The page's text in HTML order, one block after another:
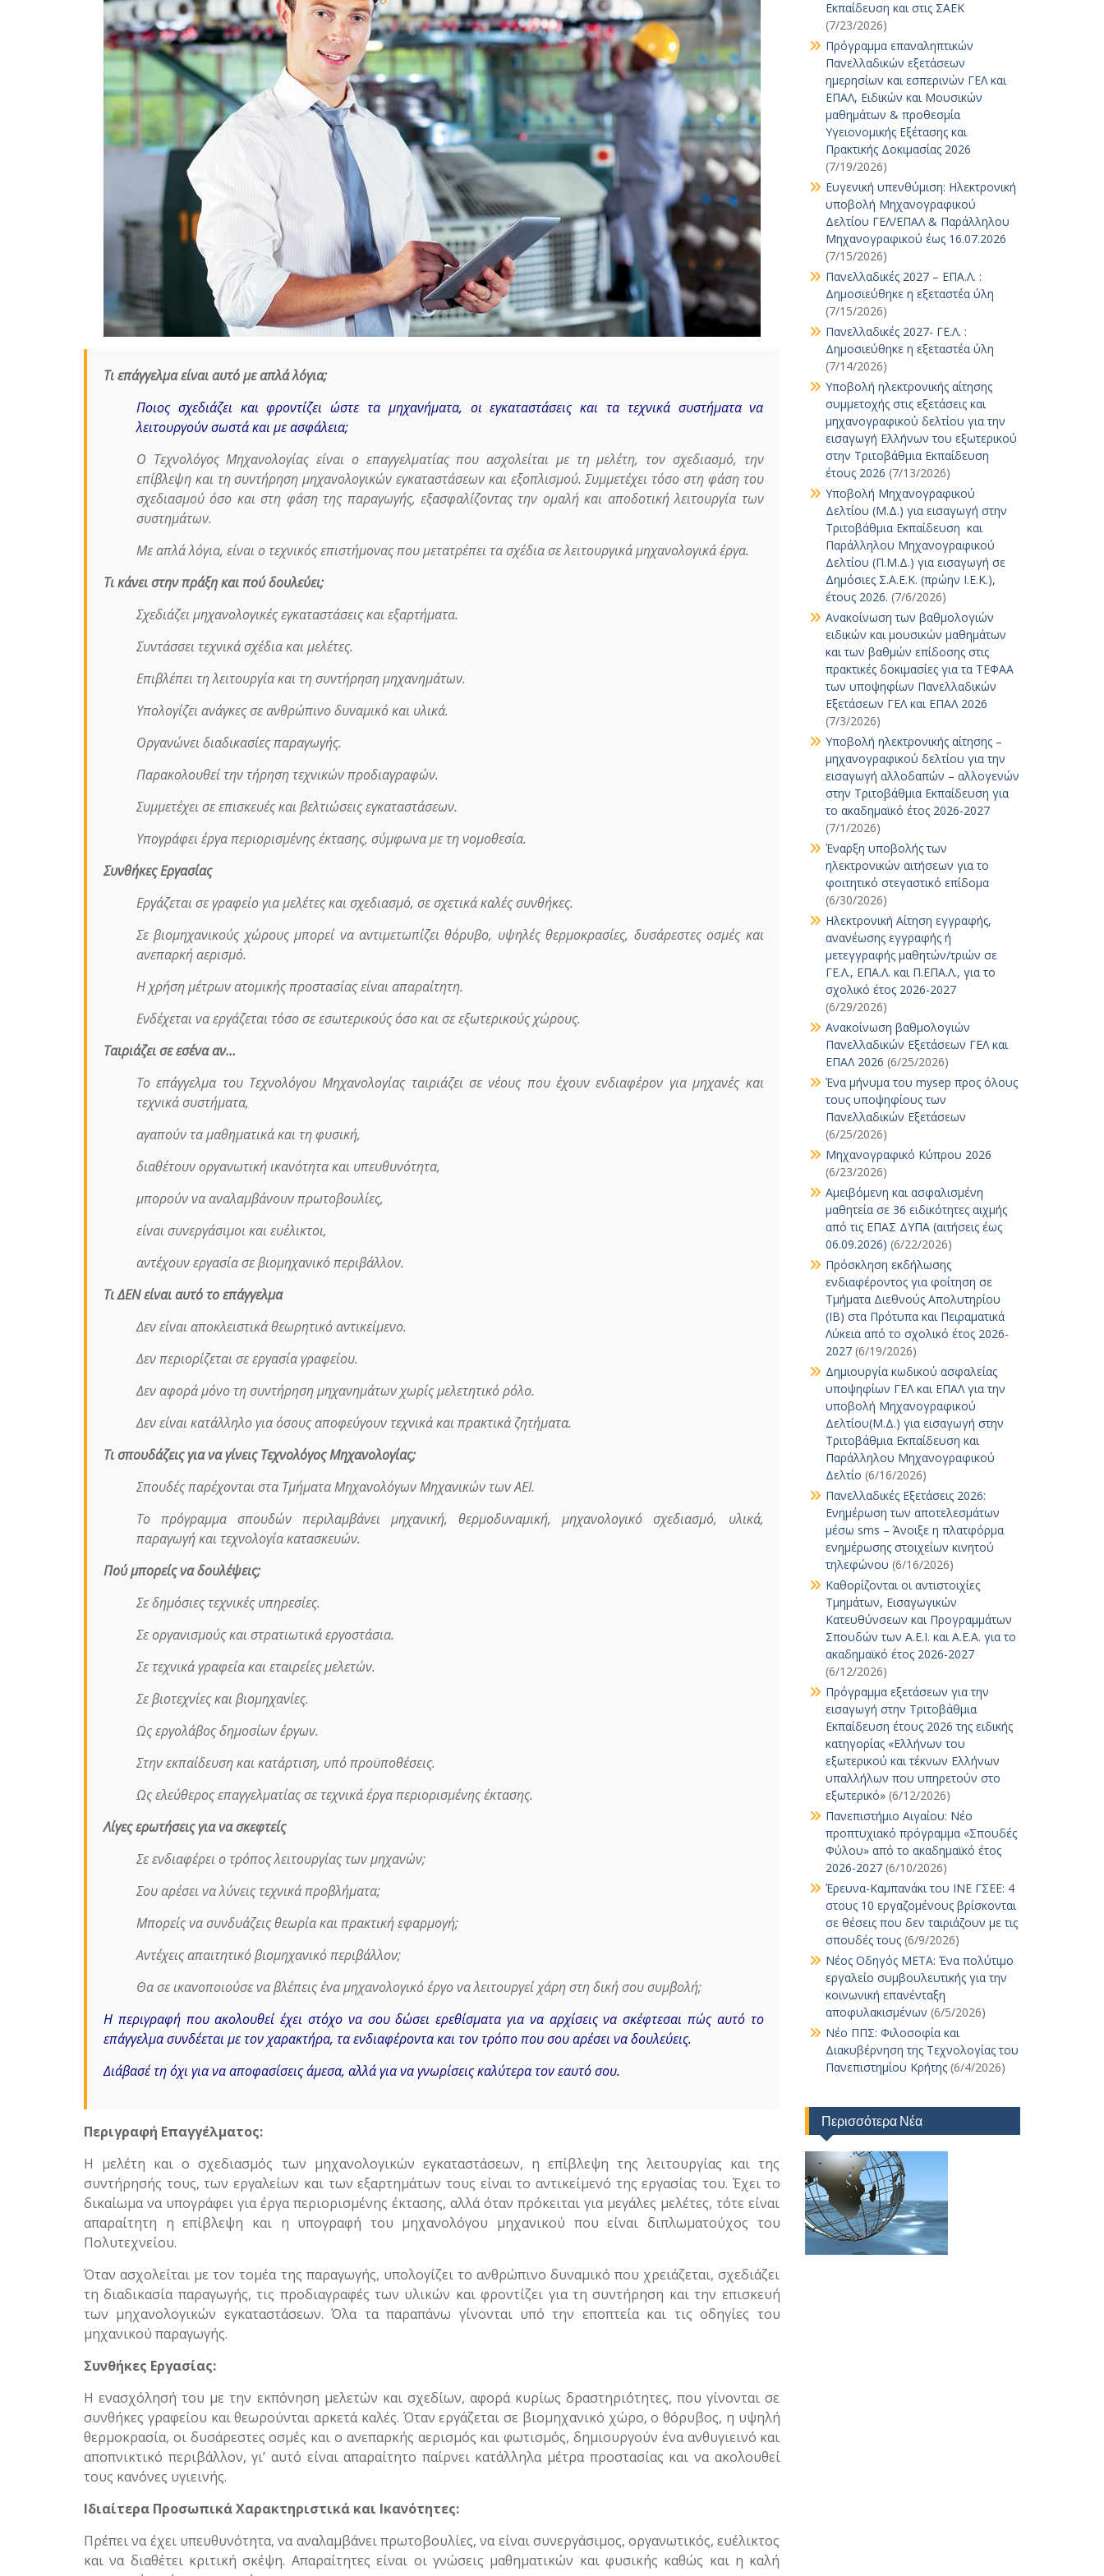
Τι επάγγελμα είναι αυτό με απλά λόγια;
Ποιος σχεδιάζει και φροντίζει ώστε τα μηχανήματα, οι εγκαταστάσεις και τα τεχνικά συστήματα να
λειτουργούν σωστά και με ασφάλεια;
Ο Τεχνολόγος Μηχανολογίας είναι ο επαγγελματίας που ασχολείται με τη μελέτη, τον σχεδιασμό, την
επίβλεψη και τη συντήρηση μηχανολογικών εγκαταστάσεων και εξοπλισμού. Συμμετέχει τόσο στη φάση του
σχεδιασμού όσο και στη φάση της παραγωγής, εξασφαλίζοντας την ομαλή και αποδοτική λειτουργία των
συστημάτων.
Με απλά λόγια, είναι ο τεχνικός επιστήμονας που μετατρέπει τα σχέδια σε λειτουργικά μηχανολογικά έργα.
Τι κάνει στην πράξη και πού δουλεύει;
Σχεδιάζει μηχανολογικές εγκαταστάσεις και εξαρτήματα.
Συντάσσει τεχνικά σχέδια και μελέτες.
Επιβλέπει τη λειτουργία και τη συντήρηση μηχανημάτων.
Υπολογίζει ανάγκες σε ανθρώπινο δυναμικό και υλικά.
Οργανώνει διαδικασίες παραγωγής.
Παρακολουθεί την τήρηση τεχνικών προδιαγραφών.
Συμμετέχει σε επισκευές και βελτιώσεις εγκαταστάσεων.
Υπογράφει έργα περιορισμένης έκτασης, σύμφωνα με τη νομοθεσία.
Συνθήκες Εργασίας
Εργάζεται σε γραφείο για μελέτες και σχεδιασμό, σε σχετικά καλές συνθήκες.
Σε βιομηχανικούς χώρους μπορεί να αντιμετωπίζει θόρυβο, υψηλές θερμοκρασίες, δυσάρεστες οσμές και
ανεπαρκή αερισμό.
Η χρήση μέτρων ατομικής προστασίας είναι απαραίτητη.
Ενδέχεται να εργάζεται τόσο σε εσωτερικούς όσο και σε εξωτερικούς χώρους.
Ταιριάζει σε εσένα αν…
Το επάγγελμα του Τεχνολόγου Μηχανολογίας ταιριάζει σε νέους που έχουν ενδιαφέρον για μηχανές και
τεχνικά συστήματα,
αγαπούν τα μαθηματικά και τη φυσική,
διαθέτουν οργανωτική ικανότητα και υπευθυνότητα,
μπορούν να αναλαμβάνουν πρωτοβουλίες,
είναι συνεργάσιμοι και ευέλικτοι,
αντέχουν εργασία σε βιομηχανικό περιβάλλον.
Τι ΔΕΝ είναι αυτό το επάγγελμα
Δεν είναι αποκλειστικά θεωρητικό αντικείμενο.
Δεν περιορίζεται σε εργασία γραφείου.
Δεν αφορά μόνο τη συντήρηση μηχανημάτων χωρίς μελετητικό ρόλο.
Δεν είναι κατάλληλο για όσους αποφεύγουν τεχνικά και πρακτικά ζητήματα.
Τι σπουδάζεις για να γίνεις Τεχνολόγος Μηχανολογίας;
Σπουδές παρέχονται στα Τμήματα Μηχανολόγων Μηχανικών των ΑΕΙ.
Το πρόγραμμα σπουδών περιλαμβάνει μηχανική, θερμοδυναμική, μηχανολογικό σχεδιασμό, υλικά,
παραγωγή και τεχνολογία κατασκευών.
Πού μπορείς να δουλέψεις;
Σε δημόσιες τεχνικές υπηρεσίες.
Σε οργανισμούς και στρατιωτικά εργοστάσια.
Σε τεχνικά γραφεία και εταιρείες μελετών.
Σε βιοτεχνίες και βιομηχανίες.
Ως εργολάβος δημοσίων έργων.
Στην εκπαίδευση και κατάρτιση, υπό προϋποθέσεις.
Ως ελεύθερος επαγγελματίας σε τεχνικά έργα περιορισμένης έκτασης.
Λίγες ερωτήσεις για να σκεφτείς
Σε ενδιαφέρει ο τρόπος λειτουργίας των μηχανών;
Σου αρέσει να λύνεις τεχνικά προβλήματα;
Μπορείς να συνδυάζεις θεωρία και πρακτική εφαρμογή;
Αντέχεις απαιτητικό βιομηχανικό περιβάλλον;
Θα σε ικανοποιούσε να βλέπεις ένα μηχανολογικό έργο να λειτουργεί χάρη στη δική σου συμβολή;
Η περιγραφή που ακολουθεί έχει στόχο να σου δώσει ερεθίσματα για να αρχίσεις να σκέφτεσαι πώς αυτό το
επάγγελμα συνδέεται με τον χαρακτήρα, τα ενδιαφέροντα και τον τρόπο που σου αρέσει να δουλεύεις.
Διάβασέ τη όχι για να αποφασίσεις άμεσα, αλλά για να γνωρίσεις καλύτερα τον εαυτό σου.
Περιγραφή Επαγγέλματος:
Η μελέτη και ο σχεδιασμός των μηχανολογικών εγκαταστάσεων, η επίβλεψη της λειτουργίας και της
συντήρησής τους, των εργαλείων και των εξαρτημάτων τους είναι το αντικείμενό της εργασίας του. Έχει το
δικαίωμα να υπογράφει για έργα περιορισμένης έκτασης, αλλά όταν πρόκειται για μεγάλες μελέτες, τότε είναι
απαραίτητη η επίβλεψη και η υπογραφή του μηχανολόγου μηχανικού που είναι διπλωματούχος του
Πολυτεχνείου.
Όταν ασχολείται με τον τομέα της παραγωγής, υπολογίζει το ανθρώπινο δυναμικό που χρειάζεται, σχεδιάζει
τη διαδικασία παραγωγής, τις προδιαγραφές των υλικών και φροντίζει για τη συντήρηση και την επισκευή
των μηχανολογικών εγκαταστάσεων. Όλα τα παραπάνω γίνονται υπό την εποπτεία και τις οδηγίες του
μηχανικού παραγωγής.
Συνθήκες Εργασίας:
Η ενασχόλησή του με την εκπόνηση μελετών και σχεδίων, αφορά κυρίως δραστηριότητες, που γίνονται σε
συνθήκες γραφείου και θεωρούνται αρκετά καλές. Όταν εργάζεται σε βιομηχανικό χώρο, ο θόρυβος, η υψηλή
θερμοκρασία, οι δυσάρεστες οσμές και ο ανεπαρκής αερισμός και φωτισμός, δημιουργούν ένα ανθυγιεινό και
αποπνικτικό περιβάλλον, γι’ αυτό είναι απαραίτητο παίρνει κατάλληλα μέτρα προστασίας και να ακολουθεί
τους κανόνες υγιεινής.
Ιδιαίτερα Προσωπικά Χαρακτηριστικά και Ικανότητες:
Πρέπει να έχει υπευθυνότητα, να αναλαμβάνει πρωτοβουλίες, να είναι συνεργάσιμος, οργανωτικός, ευέλικτος
και να διαθέτει κριτική σκέψη. Απαραίτητες είναι οι γνώσεις μαθηματικών και φυσικής καθώς και η καλή
Εκπαίδευση και στις ΣΑΕΚ
(7/23/2026)
Πρόγραμμα επαναληπτικών
Πανελλαδικών εξετάσεων
ημερησίων και εσπερινών ΓΕΛ και
ΕΠΑΛ, Ειδικών και Μουσικών
μαθημάτων & προθεσμία
Υγειονομικής Εξέτασης και
Πρακτικής Δοκιμασίας 2026
(7/19/2026)
Ευγενική υπενθύμιση: Ηλεκτρονική
υποβολή Μηχανογραφικού
Δελτίου ΓΕΛ/ΕΠΑΛ & Παράλληλου
Μηχανογραφικού έως 16.07.2026
(7/15/2026)
Πανελλαδικές 2027 – ΕΠΑ.Λ. :
Δημοσιεύθηκε η εξεταστέα ύλη
(7/15/2026)
Πανελλαδικές 2027- ΓΕ.Λ. :
Δημοσιεύθηκε η εξεταστέα ύλη
(7/14/2026)
Υποβολή ηλεκτρονικής αίτησης
συμμετοχής στις εξετάσεις και
μηχανογραφικού δελτίου για την
εισαγωγή Ελλήνων του εξωτερικού
στην Τριτοβάθμια Εκπαίδευση
έτους 2026 (7/13/2026)
Υποβολή Μηχανογραφικού
Δελτίου (Μ.Δ.) για εισαγωγή στην
Τριτοβάθμια Εκπαίδευση και
Παράλληλου Μηχανογραφικού
Δελτίου (Π.Μ.Δ.) για εισαγωγή σε
Δημόσιες Σ.Α.Ε.Κ. (πρώην Ι.Ε.Κ.),
έτους 2026. (7/6/2026)
Ανακοίνωση των βαθμολογιών
ειδικών και μουσικών μαθημάτων
και των βαθμών επίδοσης στις
πρακτικές δοκιμασίες για τα ΤΕΦΑΑ
των υποψηφίων Πανελλαδικών
Εξετάσεων ΓΕΛ και ΕΠΑΛ 2026
(7/3/2026)
Υποβολή ηλεκτρονικής αίτησης –
μηχανογραφικού δελτίου για την
εισαγωγή αλλοδαπών – αλλογενών
στην Τριτοβάθμια Εκπαίδευση για
το ακαδημαϊκό έτος 2026-2027
(7/1/2026)
Έναρξη υποβολής των
ηλεκτρονικών αιτήσεων για το
φοιτητικό στεγαστικό επίδομα
(6/30/2026)
Ηλεκτρονική Αίτηση εγγραφής,
ανανέωσης εγγραφής ή
μετεγγραφής μαθητών/τριών σε
ΓΕ.Λ., ΕΠΑ.Λ. και Π.ΕΠΑ.Λ., για το
σχολικό έτος 2026-2027
(6/29/2026)
Ανακοίνωση βαθμολογιών
Πανελλαδικών Εξετάσεων ΓΕΛ και
ΕΠΑΛ 2026 (6/25/2026)
Ένα μήνυμα του mysep προς όλους
τους υποψηφίους των
Πανελλαδικών Εξετάσεων
(6/25/2026)
Μηχανογραφικό Κύπρου 2026
(6/23/2026)
Αμειβόμενη και ασφαλισμένη
μαθητεία σε 36 ειδικότητες αιχμής
από τις ΕΠΑΣ ΔΥΠΑ (αιτήσεις έως
06.09.2026) (6/22/2026)
Πρόσκληση εκδήλωσης
ενδιαφέροντος για φοίτηση σε
Τμήματα Διεθνούς Απολυτηρίου
(IB) στα Πρότυπα και Πειραματικά
Λύκεια από το σχολικό έτος 2026-
2027 (6/19/2026)
Δημιουργία κωδικού ασφαλείας
υποψηφίων ΓΕΛ και ΕΠΑΛ για την
υποβολή Μηχανογραφικού
Δελτίου(Μ.Δ.) για εισαγωγή στην
Τριτοβάθμια Εκπαίδευση και
Παράλληλου Μηχανογραφικού
Δελτίο (6/16/2026)
Πανελλαδικές Εξετάσεις 2026:
Ενημέρωση των αποτελεσμάτων
μέσω sms – Άνοιξε η πλατφόρμα
ενημέρωσης στοιχείων κινητού
τηλεφώνου (6/16/2026)
Καθορίζονται οι αντιστοιχίες
Τμημάτων, Εισαγωγικών
Κατευθύνσεων και Προγραμμάτων
Σπουδών των Α.Ε.Ι. και Α.Ε.Α. για το
ακαδημαϊκό έτος 2026-2027
(6/12/2026)
Πρόγραμμα εξετάσεων για την
εισαγωγή στην Τριτοβάθμια
Εκπαίδευση έτους 2026 της ειδικής
κατηγορίας «Ελλήνων του
εξωτερικού και τέκνων Ελλήνων
υπαλλήλων που υπηρετούν στο
εξωτερικό» (6/12/2026)
Πανεπιστήμιο Αιγαίου: Νέο
προπτυχιακό πρόγραμμα «Σπουδές
Φύλου» από το ακαδημαϊκό έτος
2026-2027 (6/10/2026)
Έρευνα-Καμπανάκι του ΙΝΕ ΓΣΕΕ: 4
στους 10 εργαζομένους βρίσκονται
σε θέσεις που δεν ταιριάζουν με τις
σπουδές τους (6/9/2026)
Νέος Οδηγός ΜΕΤΑ: Ένα πολύτιμο
εργαλείο συμβουλευτικής για την
κοινωνική επανένταξη
αποφυλακισμένων (6/5/2026)
Νέο ΠΠΣ: Φιλοσοφία και
Διακυβέρνηση της Τεχνολογίας του
Πανεπιστημίου Κρήτης (6/4/2026)
Περισσότερα Νέα